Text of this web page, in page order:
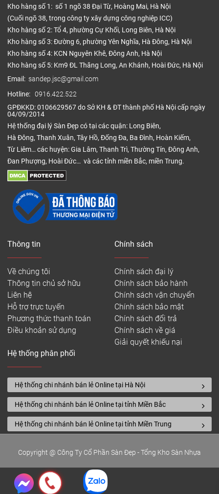
sản phẩm tăng khả năng chống trầy xước, bám bụi
bẩn từ đó giúp bề mặt sàn luôn bóng đẹp khi sử
dụng thời gian dài.
Lớp film màu (Color film)
: lớp film màu này được
sử dụng công nghệ in 3D hiện đại với nhiều hoa văn
trang trí, màu sắc vân giả gỗ, giả đá, thảm, bê tông
đáp ứng tính thẩm mỹ cao, phù hợp cho mọi không
gian và công trình.
–Lớp lót
: Với cấu tạo là miếng xốp lớn tác dụng
tăng cường sự đàn hồi và dẻo dai cho toàn bộ bề
mặt sàn chống tĩnh điện.
: Đây là lớp có tác dụng bảo vệ các lớp bên
trong và là nơi kết nối giữa sàn với mặt sàn bê tông
thông qua keo dan sàn viyl chuyên dụng, giữ cho
sàn cân bằng và ổn định, không bị xê dịch.
Cấu tạo của sàn Vinyl chống tĩnh điện
Ngoài ra, giữa các lớp của sàn Vinyl chống tĩnh điện
còn được tích hợp 1 hệ thống mạch Cacbon dày đặc
gia tăng khả năng chống tĩnh điện.
Ưu điểm của sàn nhựa Vinyl chống tĩnh
điện
Dưới đây là những ưu điểm nổi bật của sàn pvc
Vinyl chống tĩnh điện bạn cần biết đến trước khi
– Đa dạng mẫu mã, phù hợp cho mọi không gian
công trình.
– Chống tĩnh điện, an toàn tuyệt đối cho mọi công
Kho hàng số 1: số 1 ngõ 38 Đại Từ, Hoàng Mai, Hà Nội
(Cuối ngõ 38, trong công ty xây dựng công nghiệp ICC)
Kho hàng số 2: Tổ 4, phường Cự Khối, Long Biên, Hà Nội
Kho hàng số 3: Đường 6, phường Yên Nghĩa, Hà Đông, Hà Nội
Kho hàng số 4: KCN Nguyên Khê, Đông Anh, Hà Nội
Kho hàng số 5: Km9 ĐL Thăng Long, An Khánh, Hoài Đức, Hà Nội
Email: sandep.jsc@gmail.com
Hotline: 0916.422.522
GPĐKKD: 0106629567 do Sở KH & ĐT thành phố Hà Nội cấp ngày
04/09/2014
Hệ thống đại lý Sàn Đẹp có tại các quận: Long Biên,
Hà Đông, Thanh Xuân, Tây Hồ, Đống Đa, Ba Đình, Hoàn Kiếm,
Từ Liêm… các huyện: Gia Lâm, Thanh Trì, Thường Tín, Đông Anh,
Đan Phượng, Hoài Đức… và các tỉnh miền Bắc, miền Trung.
Thông tin
Về chúng tôi
Thông tin chủ sở hữu
Liên hệ
Hỗ trợ trực tuyến
Phương thức thanh toán
Điều khoản sử dụng
Chính sách
Chính sách đại lý
Chính sách bảo hành
Chính sách vận chuyển
Chính sách bảo mật
Chính sách đổi trả
Chính sách về giá
Giải quyết khiếu nại
Hệ thống phân phối
Hệ thống chi nhánh bán lẻ Online tại Hà Nội
Hệ thống chi nhánh bán lẻ Online tại tỉnh Miền Bắc
Hệ thống chi nhánh bán lẻ Online tại tỉnh Miền Trung
Copyright @ Công Ty Cổ Phần Sàn Đẹp - Tổng Kho Sàn Nhựa